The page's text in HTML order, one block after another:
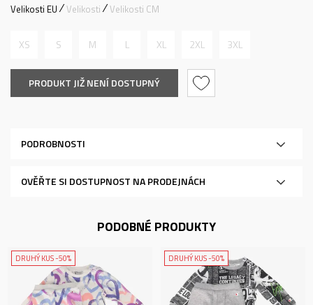
Velikosti EU Velikosti Velikosti CM
XS S M L XL 2XL 3XL
PRODUKT JIŽ NENÍ DOSTUPNÝ
PODROBNOSTI
OVĚŘTE SI DOSTUPNOST NA PRODEJNÁCH
PODOBNÉ PRODUKTY
DRUHÝ KUS -50% DRUHÝ KUS -50%